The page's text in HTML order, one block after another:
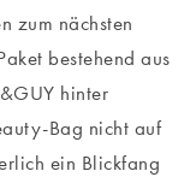
zum nächsten
bestehend aus
hinter
Bag nicht auf
ein Blickfang